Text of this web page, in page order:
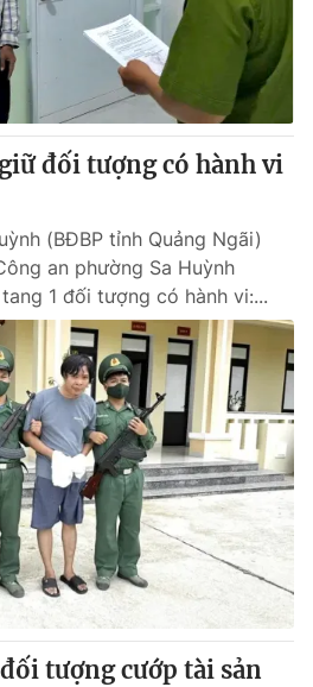
lai
đối tượng có hành vi
(BĐBP tỉnh Quảng Ngãi)
an phường Sa Huỳnh
1 đối tượng có hành vi:...
tượng cướp tài sản